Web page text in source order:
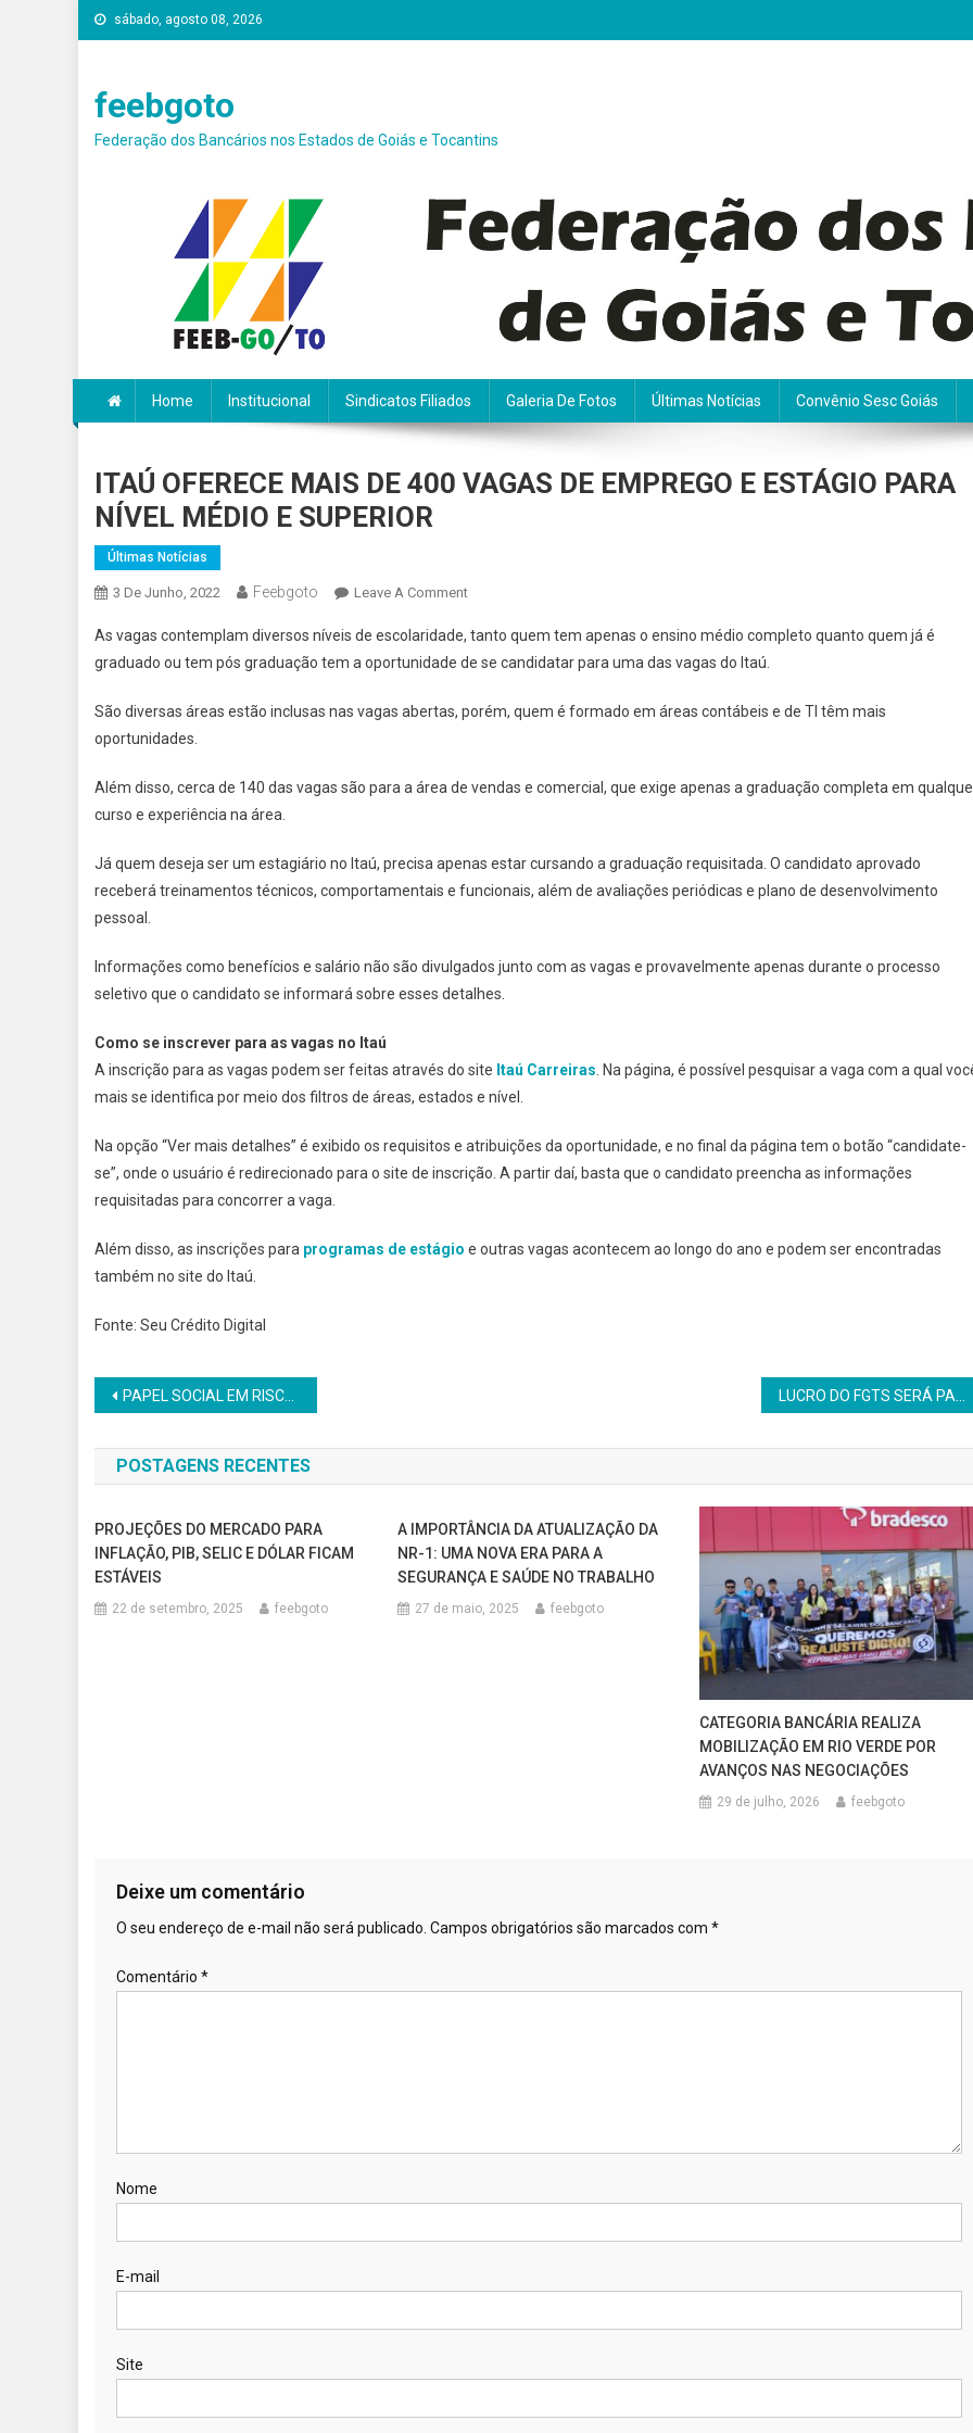
Skip
to
sábado, agosto 08, 2026
feebgoto
Federação dos Bancários nos Estados de Goiás e Tocantins
Home Institucional Sindicatos Filiados Galeria De Fotos Últimas Notícias Convênio Sesc Goiás
ITAÚ OFERECE MAIS DE 400 VAGAS DE EMPREGO E ESTÁGIO PARA
NÍVEL MÉDIO E SUPERIOR
Últimas Notícias
3 De Junho, 2022 Feebgoto Leave A CommentOn
OFERECE
MAIS
400
EMPREGO
PARA
NÍVEL
SUPERIOR
As vagas contemplam diversos níveis de escolaridade, tanto quem tem apenas o ensino médio completo quanto quem já é
graduado ou tem pós graduação tem a oportunidade de se candidatar para uma das vagas do Itaú.
São diversas áreas estão inclusas nas vagas abertas, porém, quem é formado em áreas contábeis e de TI têm mais
oportunidades.
Além disso, cerca de 140 das vagas são para a área de vendas e comercial, que exige apenas a graduação completa em
curso e experiência na área.
Já quem deseja ser um estagiário no Itaú, precisa apenas estar cursando a graduação requisitada. O candidato aprovado
receberá treinamentos técnicos, comportamentais e funcionais, além de avaliações periódicas e plano de desenvolvimento
pessoal.
Informações como benefícios e salário não são divulgados junto com as vagas e provavelmente apenas durante o processo
seletivo que o candidato se informará sobre esses detalhes.
Como se inscrever para as vagas no Itaú
A inscrição para as vagas podem ser feitas através do site Itaú Carreiras . Na página, é possível pesquisar a vaga com a qual
mais se identifica por meio dos filtros de áreas, estados e nível.
Na opção “Ver mais detalhes” é exibido os requisitos e atribuições da oportunidade, e no final da página tem o botão “candidate-
se”, onde o usuário é redirecionado para o site de inscrição. A partir daí, basta que o candidato preencha as informações
requisitadas para concorrer a vaga.
Além disso, as inscrições para programas de estágio e outras vagas acontecem ao longo do ano e podem ser encontradas
também no site do Itaú.
Fonte: Seu Crédito Digital
Navegação
de
Post
PAPEL SOCIAL EM RISCO: CÂMARA APROVA FIM DA EXCLUSIVIDADE DO PENHOR DA CAIXA
POSTAGENS RECENTES
PROJEÇÕES DO MERCADO PARA
INFLAÇÃO, PIB, SELIC E DÓLAR FICAM
ESTÁVEIS
22 de setembro, 2025 feebgoto
A IMPORTÂNCIA DA ATUALIZAÇÃO DA
NR-1: UMA NOVA ERA PARA A
SEGURANÇA E SAÚDE NO TRABALHO
27 de maio, 2025 feebgoto
CATEGORIA BANCÁRIA REALIZA
MOBILIZAÇÃO EM RIO VERDE POR
AVANÇOS NAS NEGOCIAÇÕES
29 de julho, 2026 feebgoto
Deixe um comentário
O seu endereço de e-mail não será publicado. Campos obrigatórios são marcados com *
Comentário *
Nome
E-mail
Site